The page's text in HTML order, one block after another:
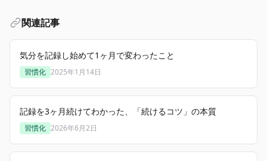
関連記事
気分を記録し始めて1ヶ月で変わったこと
習慣化 2025年1月14日
記録を3ヶ月続けてわかった、「続けるコツ」の本質
習慣化 2026年6月2日